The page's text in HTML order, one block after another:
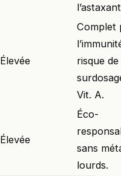
Élevée
Complet
risque de
Vit. A.
Élevée
Éco-
sans
lourds.